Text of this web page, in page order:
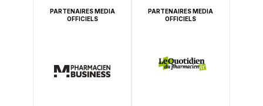
PARTENAIRES MEDIA
OFFICIELS
PARTENAIRES MEDIA
OFFICIELS